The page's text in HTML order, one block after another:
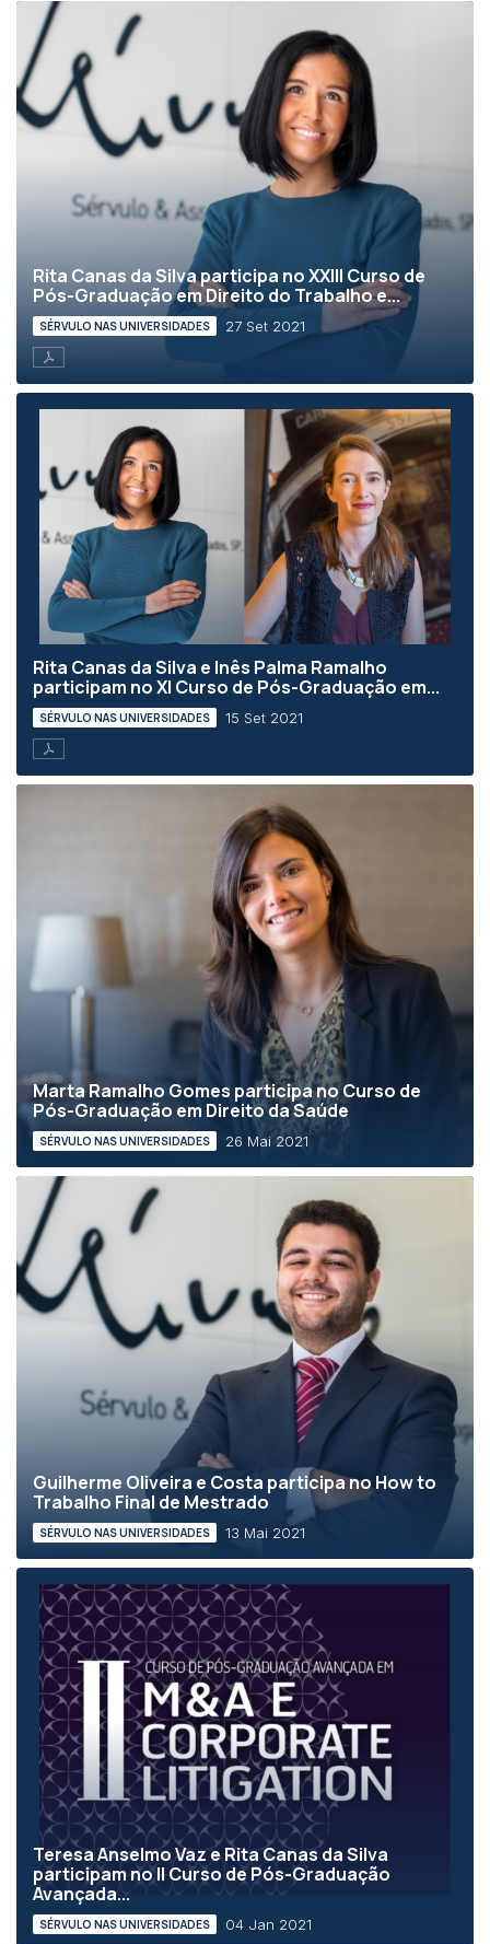
Rita Canas da Silva participa no XXIII Curso de
Pós-Graduação em Direito do Trabalho e...
SÉRVULO NAS UNIVERSIDADES 27 Set 2021
Rita Canas da Silva e Inês Palma Ramalho
participam no XI Curso de Pós-Graduação em...
SÉRVULO NAS UNIVERSIDADES 15 Set 2021
Marta Ramalho Gomes participa no Curso de
Pós-Graduação em Direito da Saúde
SÉRVULO NAS UNIVERSIDADES 26 Mai 2021
Guilherme Oliveira e Costa participa no How to
Trabalho Final de Mestrado
SÉRVULO NAS UNIVERSIDADES 13 Mai 2021
Teresa Anselmo Vaz e Rita Canas da Silva
participam no II Curso de Pós-Graduação
Avançada...
SÉRVULO NAS UNIVERSIDADES 04 Jan 2021